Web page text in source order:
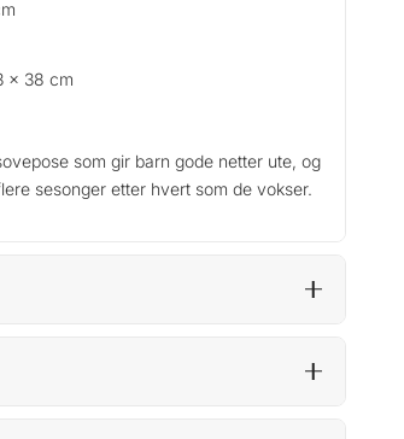
x 38 cm
som gir barn gode netter ute, og
sesonger etter hvert som de vokser.